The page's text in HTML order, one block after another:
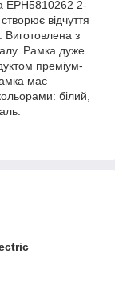
EPH5810262 2-
відчуття
Виготовлена ​​з
Рамка дуже
преміум-
має
білий,